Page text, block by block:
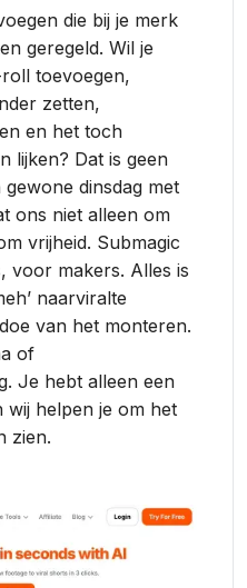
die bij je merk
geregeld. Wil je
toevoegen,
zetten,
en het toch
lijken? Dat is geen
gewone dinsdag met
ons niet alleen om
vrijheid. Submagic
voor makers. Alles is
naarviralte
van het monteren.
of
Je hebt alleen een
wij helpen je om het
zien.